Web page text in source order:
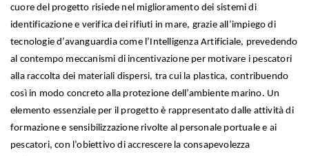
cuore del progetto risiede nel miglioramento dei sistemi di
identificazione e verifica dei rifiuti in mare, grazie all’impiego di
tecnologie d’avanguardia come l’Intelligenza Artificiale, prevedendo
al contempo meccanismi di incentivazione per motivare i pescatori
alla raccolta dei materiali dispersi, tra cui la plastica, contribuendo
così in modo concreto alla protezione dell’ambiente marino. Un
elemento essenziale per il progetto è rappresentato dalle attività di
formazione e sensibilizzazione rivolte al personale portuale e ai
pescatori, con l’obiettivo di accrescere la consapevolezza